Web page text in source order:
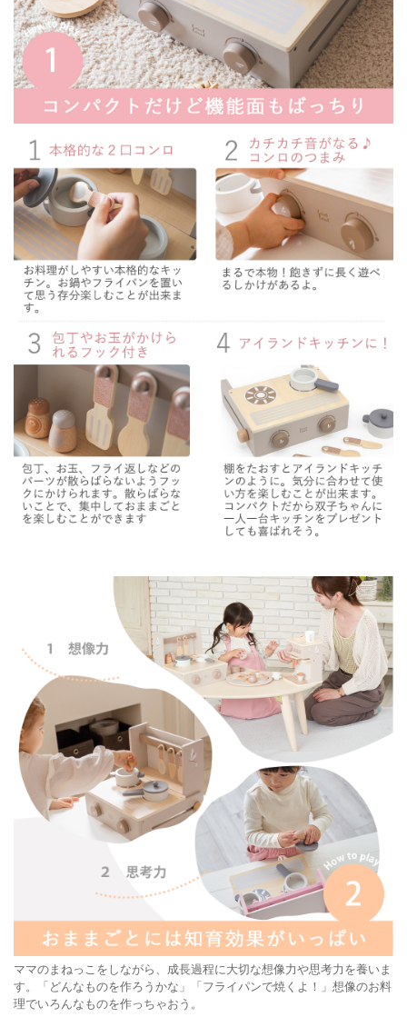
ママのまねっこをしながら、成長過程に大切な想像力や思考力を養いま
す。「どんなものを作ろうかな」「フライパンで焼くよ！」想像のお料
理でいろんなものを作っちゃおう。